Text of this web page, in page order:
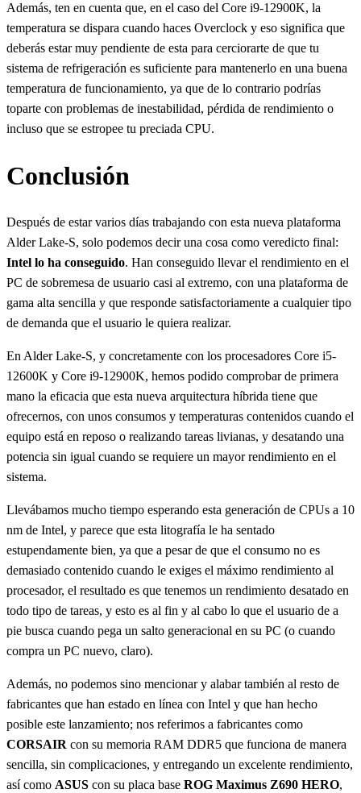
Además, ten en cuenta que, en el caso del Core i9-12900K, la
temperatura se dispara cuando haces Overclock y eso significa que
deberás estar muy pendiente de esta para cerciorarte de que tu
sistema de refrigeración es suficiente para mantenerlo en una buena
temperatura de funcionamiento, ya que de lo contrario podrías
toparte con problemas de inestabilidad, pérdida de rendimiento o
incluso que se estropee tu preciada CPU.
Conclusión
Después de estar varios días trabajando con esta nueva plataforma
Alder Lake-S, solo podemos decir una cosa como veredicto final:
Intel lo ha conseguido. Han conseguido llevar el rendimiento en el
PC de sobremesa de usuario casi al extremo, con una plataforma de
gama alta sencilla y que responde satisfactoriamente a cualquier tipo
de demanda que el usuario le quiera realizar.
En Alder Lake-S, y concretamente con los procesadores Core i5-
12600K y Core i9-12900K, hemos podido comprobar de primera
mano la eficacia que esta nueva arquitectura híbrida tiene que
ofrecernos, con unos consumos y temperaturas contenidos cuando el
equipo está en reposo o realizando tareas livianas, y desatando una
potencia sin igual cuando se requiere un mayor rendimiento en el
sistema.
Llevábamos mucho tiempo esperando esta generación de CPUs a 10
nm de Intel, y parece que esta litografía le ha sentado
estupendamente bien, ya que a pesar de que el consumo no es
demasiado contenido cuando le exiges el máximo rendimiento al
procesador, el resultado es que tenemos un rendimiento desatado en
todo tipo de tareas, y esto es al fin y al cabo lo que el usuario de a
pie busca cuando pega un salto generacional en su PC (o cuando
compra un PC nuevo, claro).
Además, no podemos sino mencionar y alabar también al resto de
fabricantes que han estado en línea con Intel y que han hecho
posible este lanzamiento; nos referimos a fabricantes como
CORSAIR con su memoria RAM DDR5 que funciona de manera
sencilla, sin complicaciones, y entregando un excelente rendimiento,
así como ASUS con su placa base ROG Maximus Z690 HERO,